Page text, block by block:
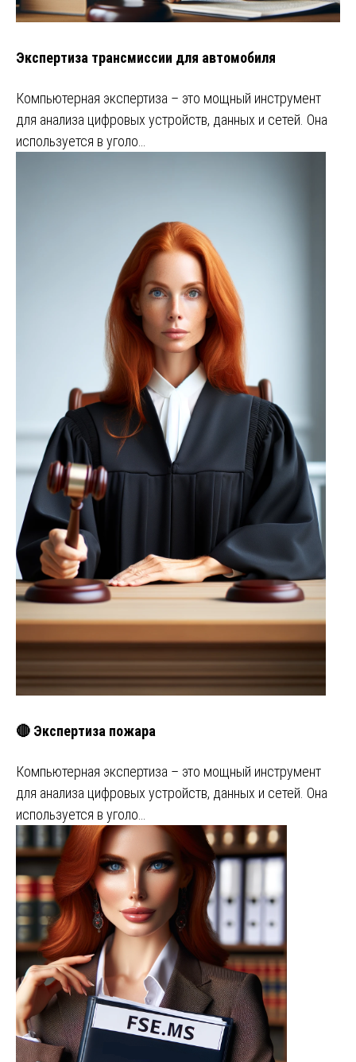
Экспертиза трансмиссии для автомобиля
Компьютерная экспертиза – это мощный инструмент
для анализа цифровых устройств, данных и сетей. Она
используется в уголо…
🔴 Экспертиза пожара
Компьютерная экспертиза – это мощный инструмент
для анализа цифровых устройств, данных и сетей. Она
используется в уголо…